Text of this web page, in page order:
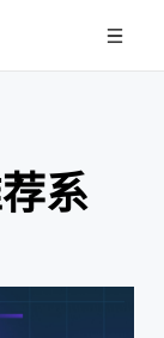
系